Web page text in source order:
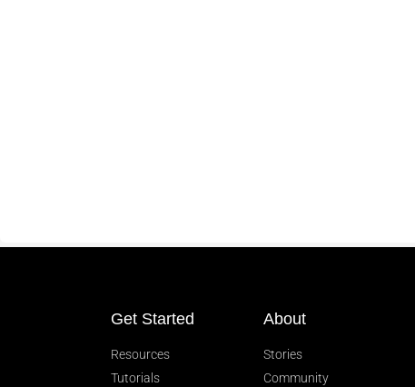
Get Started
Resources
Tutorials
About
Stories
Community